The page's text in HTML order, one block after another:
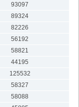
93097
89324
82226
56192
58821
44195
125532
58327
58088